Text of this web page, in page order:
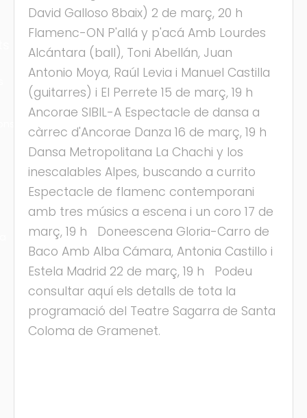
David Galloso 8baix) 2 de març, 20 h
Flamenc-ON P'allá y p'acá Amb Lourdes
Alcántara (ball), Toni Abellán, Juan
Antonio Moya, Raúl Levia i Manuel Castilla
(guitarres) i El Perrete 15 de març, 19 h
Ancorae SIBIL-A Espectacle de dansa a
càrrec d'Ancorae Danza 16 de març, 19 h
Dansa Metropolitana La Chachi y los
inescalables Alpes, buscando a currito
Espectacle de flamenc contemporani
amb tres músics a escena i un coro 17 de
març, 19 h Doneescena Gloria-Carro de
Baco Amb Alba Cámara, Antonia Castillo i
Estela Madrid 22 de març, 19 h Podeu
consultar aquí els detalls de tota la
programació del Teatre Sagarra de Santa
Coloma de Gramenet.